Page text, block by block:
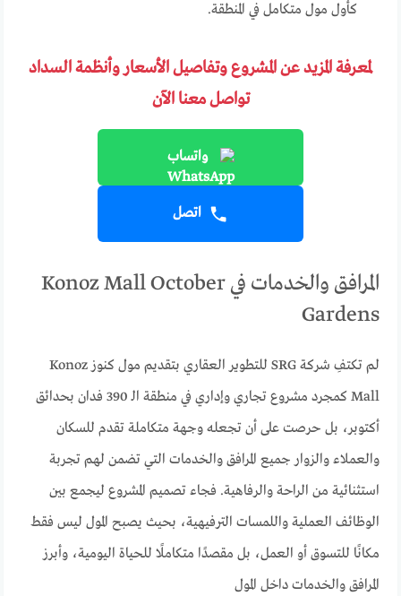
كأول مول متكامل في المنطقة.
لمعرفة المزيد عن المشروع وتفاصيل الأسعار وأنظمة السداد
تواصل معنا الآن
واتساب
اتصل
المرافق والخدمات في Konoz Mall October
Gardens
لم تكتفِ شركة SRG للتطوير العقاري بتقديم مول كنوز Konoz
Mall كمجرد مشروع تجاري وإداري في منطقة الـ 390 فدان بحدائق
أكتوبر، بل حرصت على أن تجعله وجهة متكاملة تقدم للسكان
والعملاء والزوار جميع المرافق والخدمات التي تضمن لهم تجربة
استثنائية من الراحة والرفاهية. فجاء تصميم المشروع ليجمع بين
الوظائف العملية واللمسات الترفيهية، بحيث يصبح المول ليس فقط
مكانًا للتسوق أو العمل، بل مقصدًا متكاملًا للحياة اليومية، وأبرز
المرافق والخدمات داخل المول